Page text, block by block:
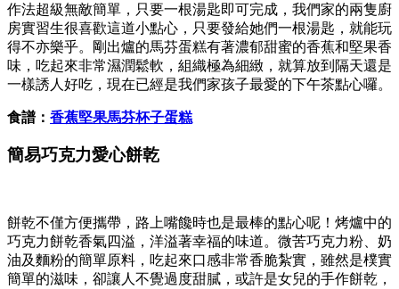
作法超級無敵簡單，只要一根湯匙即可完成，我們家的兩隻廚
房實習生很喜歡這道小點心，只要發給她們一根湯匙，就能玩
得不亦樂乎。剛出爐的馬芬蛋糕有著濃郁甜蜜的香蕉和堅果香
味，吃起來非常濕潤鬆軟，組織極為細緻，就算放到隔天還是
一樣誘人好吃，現在已經是我們家孩子最愛的下午茶點心囉。
食譜： 香蕉堅果馬芬杯子蛋糕
簡易巧克力愛心餅乾
餅乾不僅方便攜帶，路上嘴饞時也是最棒的點心呢！烤爐中的
巧克力餅乾香氣四溢，洋溢著幸福的味道。微苦巧克力粉、奶
油及麵粉的簡單原料，吃起來口感非常香脆紮實，雖然是樸實
簡單的滋味，卻讓人不覺過度甜膩，或許是女兒的手作餅乾，